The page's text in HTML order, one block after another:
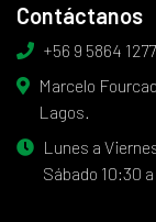
Contáctanos
+56 9 5864 1277
Marcelo
Lagos.
Lunes a
Sábado 10:30